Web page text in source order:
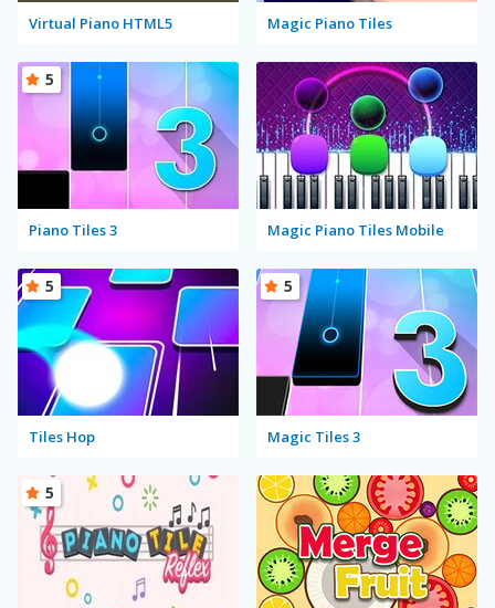
Virtual Piano HTML5 Magic Piano Tiles
Piano Tiles 3
5
Magic Piano Tiles Mobile
Tiles Hop
5
Magic Tiles 3
5
5